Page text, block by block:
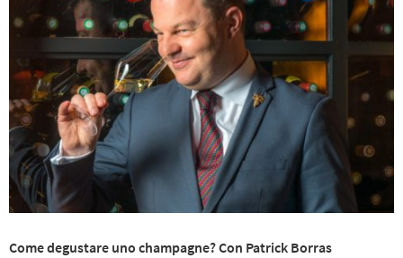
Come degustare uno champagne? Con Patrick Borras